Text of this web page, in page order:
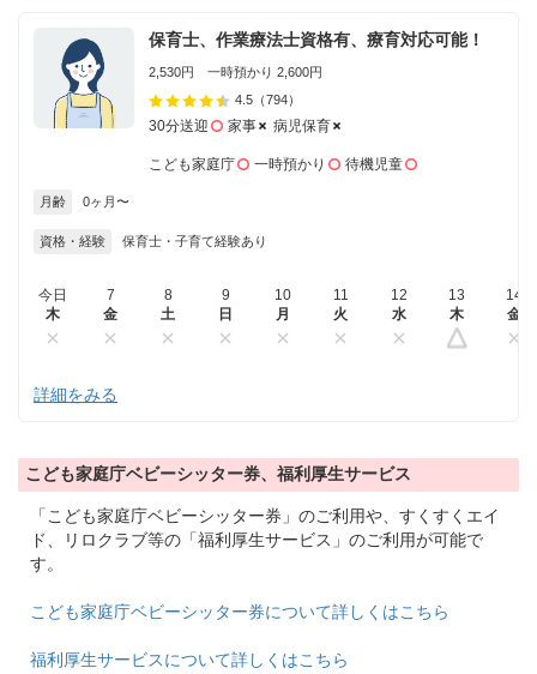
保育士、作業療法士資格有、療育対応可能！
2,530円 一時預かり 2,600円
4.5 （794）
30分送迎 家事 病児保育
こども家庭庁 一時預かり 待機児童
月齢 0ヶ月〜
資格・経験 保育士・子育て経験あり
今日
木
7
金
8
土
9
日
10
月
11
火
12
水
13
木
14
金
詳細をみる
こども家庭庁ベビーシッター券、福利厚生サービス
「こども家庭庁ベビーシッター券」のご利用や、すくすくエイ
ド、リロクラブ等の「福利厚生サービス」のご利用が可能で
す。
こども家庭庁ベビーシッター券について詳しくはこちら
福利厚生サービスについて詳しくはこちら